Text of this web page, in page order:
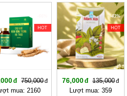
HOT
750,000
mua: 2160
-43%
HOT
76,000
135,000
Lượt mua: 359